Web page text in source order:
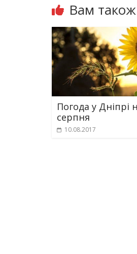
Вам
Погода у Дніпрі
серпня
10.08.2017